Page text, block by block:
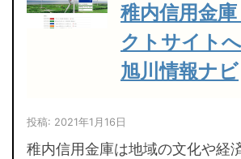
稚内信用金
クトサイト
旭川情報ナビ
投稿: 2021年1月16日
稚内信用金庫は地域の文化や経